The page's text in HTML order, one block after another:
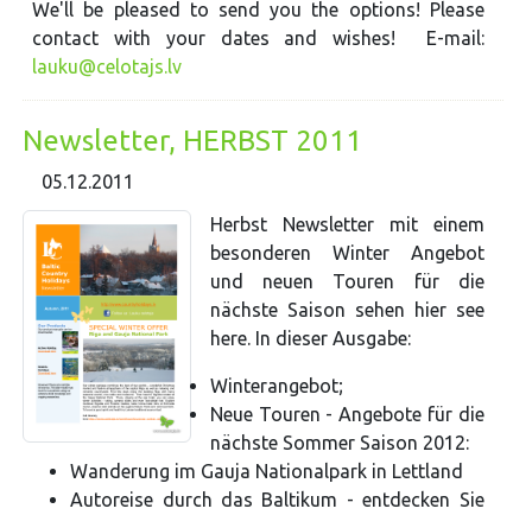
We'll be pleased to send you the options! Please
contact with your dates and wishes! E-mail:
lauku@celotajs.lv
Newsletter, HERBST 2011
05.12.2011
Herbst Newsletter mit einem
besonderen Winter Angebot
und neuen Touren für die
nächste Saison sehen hier see
here. In dieser Ausgabe:
Winterangebot;
Neue Touren - Angebote für die
nächste Sommer Saison 2012:
Wanderung im Gauja Nationalpark in Lettland
Autoreise durch das Baltikum - entdecken Sie